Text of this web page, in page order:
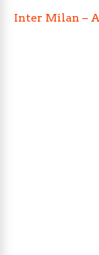
Inter Milan –